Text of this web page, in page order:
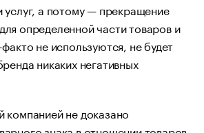
услуг, а потому — прекращение
определенной части товаров и
не используются, не будет
никаких негативных
компанией не доказано